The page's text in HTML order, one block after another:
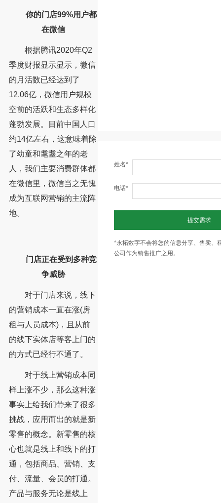
你的门店99%用户都
在微信
根据腾讯2020年Q2
季度财报显示显示，微信
的月活数已经达到了
12.06亿，微信用户规模
空前的活跃和生态多样化
蓬勃发展。目前中国人口
约14亿左右，这意味着除
了幼童和耄耋之年的老
人，我们主要消费群体都
在微信里，微信当之无愧
成为互联网营销的主流阵
地。
门店正在受到多种竞
争威胁
对于门店来说，线下
的营销成本一直在涨(房
租与人员成本)，且从前
的线下实体店等客上门的
的方式已经行不通了。
对于线上营销成本同
样上涨不少，那么这种涨
事实上给我们带来了很多
挑战，应用而出的就是新
零售的概念。新零售的核
心也就是线上和线下的打
通，包括商品、营销、支
付、流量、会员的打通。
产品与服务无论是线上
姓名*
电话*
提交需求
*永拓数字不会将您的信息分享、售卖、
公司作为销售推广之用。